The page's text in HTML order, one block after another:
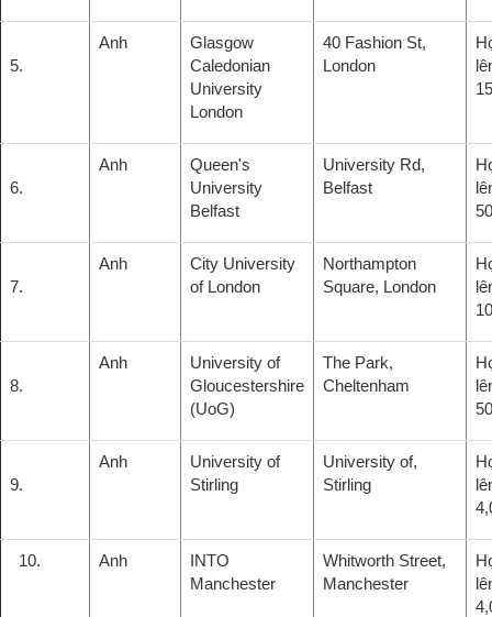
5.
Anh
Glasgow
Caledonian
University
London
40 Fashion St,
London
6.
Anh
Queen's
University
Belfast
University Rd,
Belfast
7.
Anh
City University
of London
Northampton
Square, London
8.
Anh
University of
Gloucestershire
(UoG)
The Park,
Cheltenham
9.
Anh
University of
Stirling
University of,
Stirling
10. Anh
INTO
Manchester
Whitworth Street,
Manchester